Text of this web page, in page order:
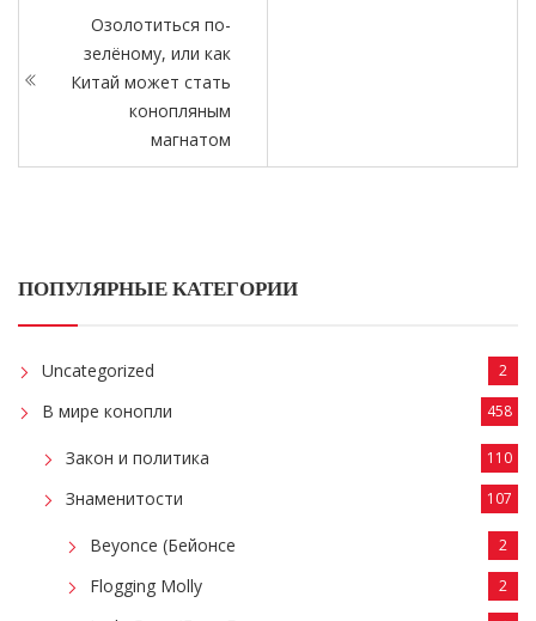
Озолотиться по-
зелёному, или как
Китай может стать
конопляным
магнатом
ПОПУЛЯРНЫЕ КАТЕГОРИИ
Uncategorized 2
В мире конопли 458
Закон и политика 110
Знаменитости 107
Beyonce (Бейонсе 2
Flogging Molly 2